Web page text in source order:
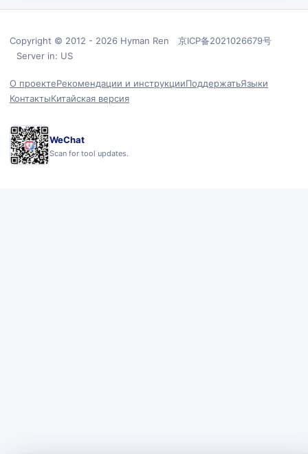
Copyright © 2012 - 2026 Hyman Ren 京ICP备2021026679号
Server in: US
О проектеРекомендации и инструкцииПоддержатьЯзыки
КонтактыКитайская версия
WeChat
Scan for tool updates.